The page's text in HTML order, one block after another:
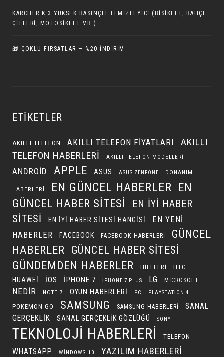
KÄRCHER K 3 YÜKSEK BASINÇLI TEMIZLEYICI (BISIKLET, BAHÇE
ÇITLERI, MOTOSIKLET VB.)
🎁 ÇOKLU FIRSATLAR — %20 İNDIRIM
ETIKETLER
AKILLI TELEFON AKILLI TELEFON FIYATLARI
AKILLI
TELEFON HABERLERI
AKILLI TELEFON MODELLERI
ANDROID APPLE ASUS ASUS ZENFONE DONANIM
HABERLERI EN GÜNCEL HABERLER EN
GÜNCEL HABER SITESI
EN IYI HABER
SITESI
EN IYI HABER SITESI HANGISI
EN YENI
HABERLER
FACEBOOK FACEBOOK HABERLERI
GÜNCEL
HABERLER
GÜNCEL HABER SITESI
GÜNDEMDEN HABERLER HILELERI HTC
HUAWEI IOS IPHONE 7 IPHONE 7 PLUS LG MICROSOFT
NEDIR NOTE 7 OYUN HABERLERI PC PLAYSTATION 4
POKEMON GO SAMSUNG SAMSUNG HABERLERI
SANAL
GERÇEKLIK
SANAL GERÇEKLIK GÖZLÜĞÜ SONY
TEKNOLOJI HABERLERI TELEFON
WHATSAPP WINDOWS 10 YAZILIM HABERLERI